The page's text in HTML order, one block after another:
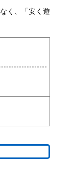
く、「安く遊